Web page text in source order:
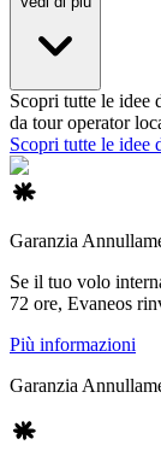
Scopri tutte le idee
da tour operator
Scopri tutte le idee
Garanzia
Se il tuo volo
72 ore, Evaneos
Più informazioni
Garanzia